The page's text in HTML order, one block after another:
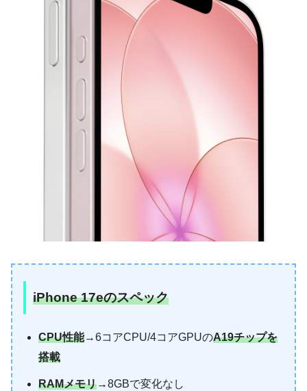
iPhone 17eのスペック
CPU性能→6コアCPU/4コアGPUのA19チップを
搭載
RAMメモリ→8GBで変化なし